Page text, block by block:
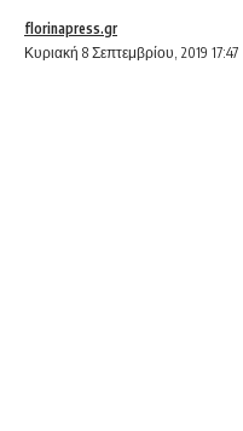
Κυριακή 8 Σεπτεμβρίου, 2019 17:47
florinapress.gr